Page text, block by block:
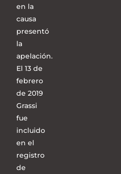
en la
causa
presentó
la
apelación.
El 13 de
febrero
de 2019
Grassi
fue
incluido
en el
registro
de